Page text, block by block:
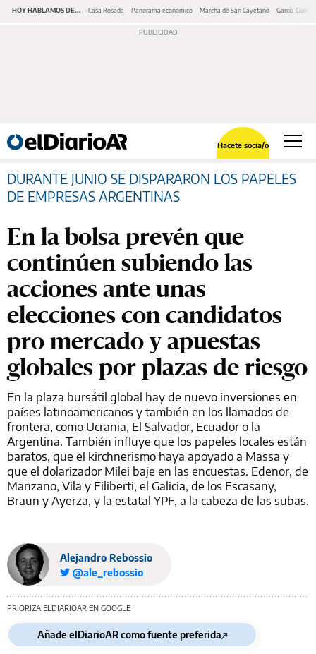
HOY HABLAMOS DE... Casa Rosada Panorama económico Marcha de San Cayetano García Cuerva
Hacete socia/o
DURANTE JUNIO SE DISPARARON LOS PAPELES
DE EMPRESAS ARGENTINAS
En la bolsa prevén que
continúen subiendo las
acciones ante unas
elecciones con candidatos
pro mercado y apuestas
globales por plazas de riesgo
En la plaza bursátil global hay de nuevo inversiones en
países latinoamericanos y también en los llamados de
frontera, como Ucrania, El Salvador, Ecuador o la
Argentina. También influye que los papeles locales están
baratos, que el kirchnerismo haya apoyado a Massa y
que el dolarizador Milei baje en las encuestas. Edenor, de
Manzano, Vila y Filiberti, el Galicia, de los Escasany,
Braun y Ayerza, y la estatal YPF, a la cabeza de las subas.
Alejandro Rebossio
@ale_rebossio
PRIORIZA ELDIARIOAR EN GOOGLE
Añade elDiarioAR como fuente preferida